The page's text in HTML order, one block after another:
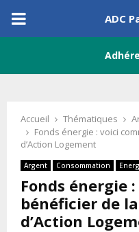
PRIMARY
ADC
Accueil Thématiques
Fonds énergie : voici
d’Action Logement
Argent Consommation
Fonds énergie
bénéficier de
d’Action